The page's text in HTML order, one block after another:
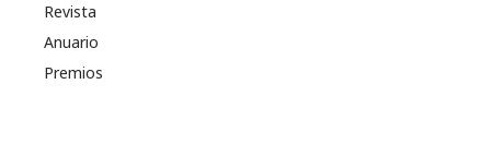
Revista
Anuario
Premios